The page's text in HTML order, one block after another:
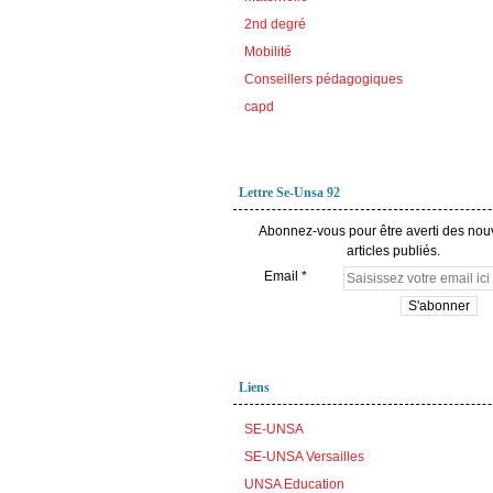
2nd degré
Mobilité
Conseillers pédagogiques
capd
Lettre Se-Unsa 92
Abonnez-vous pour être averti des
articles publiés.
Email
Liens
SE-UNSA
SE-UNSA Versailles
UNSA Education